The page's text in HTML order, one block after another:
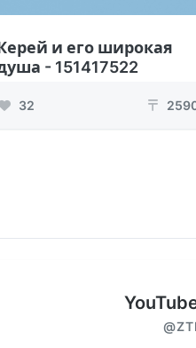
и его широкая
- 151417522
32 ₸
@ZTI